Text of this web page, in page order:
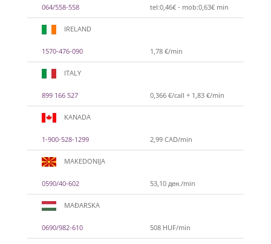
064/558-558 tel:0,46€ - mob:0,63€ min
IRELAND
1570-476-090 1,78 €/min
ITALY
899 166 527 0,366 €/call + 1,83 €/min
KANADA
1-900-528-1299 2,99 CAD/min
MAKEDONIJA
0590/40-602 53,10 ден./min
MAĐARSKA
0690/982-610 508 HUF/min